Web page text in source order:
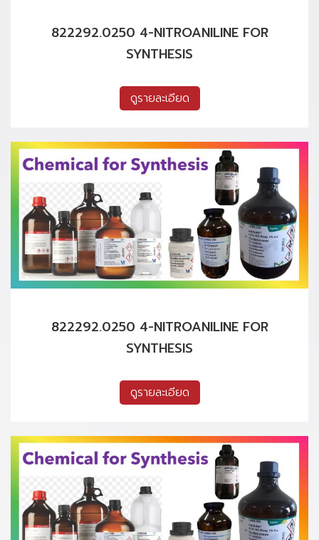
822292.0250 4-NITROANILINE FOR
SYNTHESIS
ดูรายละเอียด
822292.0250 4-NITROANILINE FOR
SYNTHESIS
ดูรายละเอียด